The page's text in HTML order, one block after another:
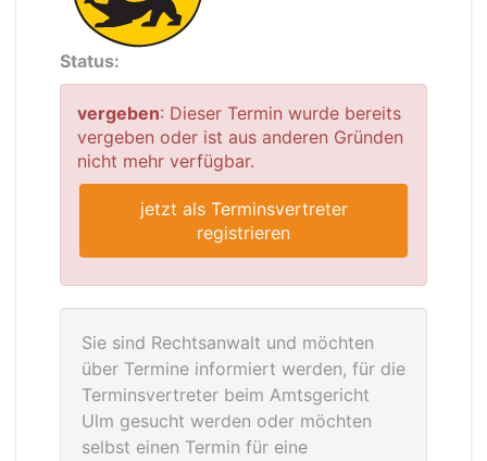
Status:
vergeben: Dieser Termin wurde bereits
vergeben oder ist aus anderen Gründen
nicht mehr verfügbar.
jetzt als Terminsvertreter
registrieren
Sie sind Rechtsanwalt und möchten
über Termine informiert werden, für die
Terminsvertreter beim Amtsgericht
Ulm gesucht werden oder möchten
selbst einen Termin für eine